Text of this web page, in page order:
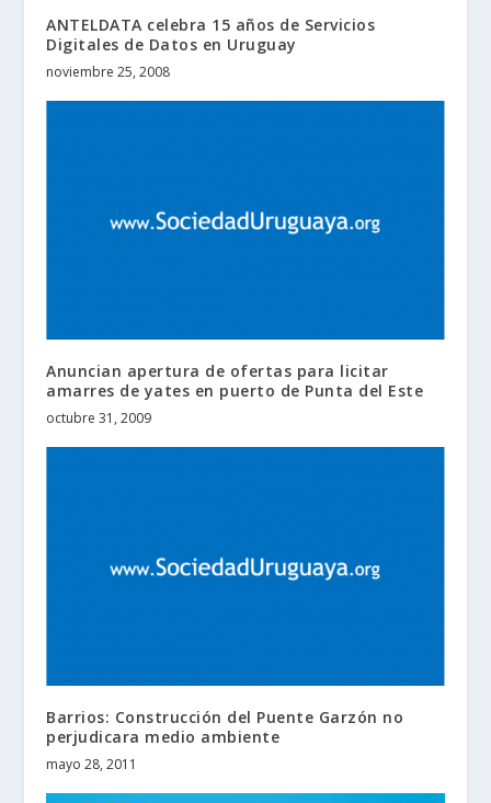
ANTELDATA celebra 15 años de Servicios
Digitales de Datos en Uruguay
noviembre 25, 2008
Anuncian apertura de ofertas para licitar
amarres de yates en puerto de Punta del Este
octubre 31, 2009
Barrios: Construcción del Puente Garzón no
perjudicara medio ambiente
mayo 28, 2011